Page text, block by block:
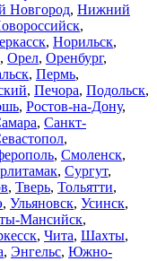
Новгород, Нижний
,
, Норильск,
, Орел, Оренбург,
, Пермь,
, Печора, Подольск,
, Ростов-на-Дону,
, Санкт-
,
, Смоленск,
, Сургут,
, Тверь, Тольятти,
, Ульяновск, Усинск,
Мансийск,
, Чита, Шахты,
, Энгельс, Южно-